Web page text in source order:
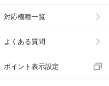
対応機種一覧
よくある質問
ポイント表示設定